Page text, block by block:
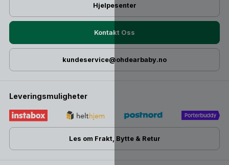
Hjelpesenter
Kontakt Oss
kundeservice@ohdearbaby.no
Leveringsmuligheter
Les om Frakt, Bytte & Retur